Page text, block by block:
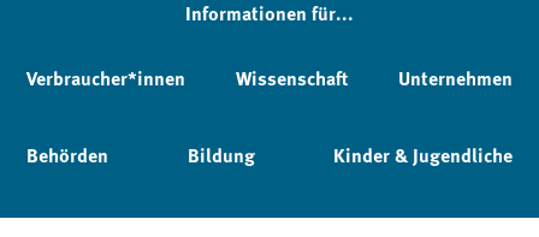
Informationen für...
Verbraucher*innen Wissenschaft Unternehmen
Behörden Bildung Kinder & Jugendliche